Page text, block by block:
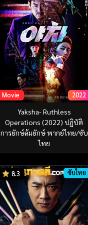
Movie 2022
Yaksha- Ruthless
Operations (2022) ปฏิบัติ
การยักษ์ล้มยักษ์ พากย์ไทย/ซับ
ไทย
8.3 ซับไทย